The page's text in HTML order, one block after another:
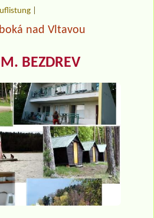
nad Vltavou
BEZDREV